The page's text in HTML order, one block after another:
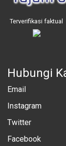
Terverifikasi faktual
Hubungi
Email
Instagram
Twitter
Facebook